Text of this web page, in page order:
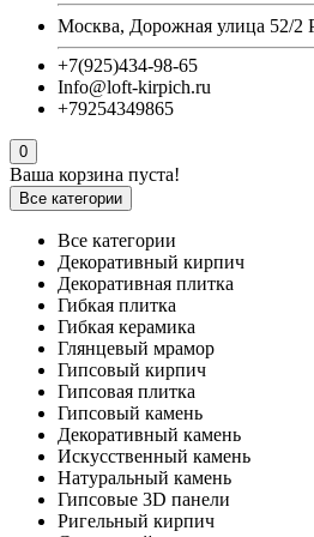
Москва, Дорожная улица 52/2
+7(925)434-98-65
Info@loft-kirpich.ru
+79254349865
0
Ваша корзина пуста!
Все категории
Все категории
Декоративный кирпич
Декоративная плитка
Гибкая плитка
Гибкая керамика
Глянцевый мрамор
Гипсовый кирпич
Гипсовая плитка
Гипсовый камень
Декоративный камень
Искусственный камень
Натуральный камень
Гипсовые 3D панели
Ригельный кирпич